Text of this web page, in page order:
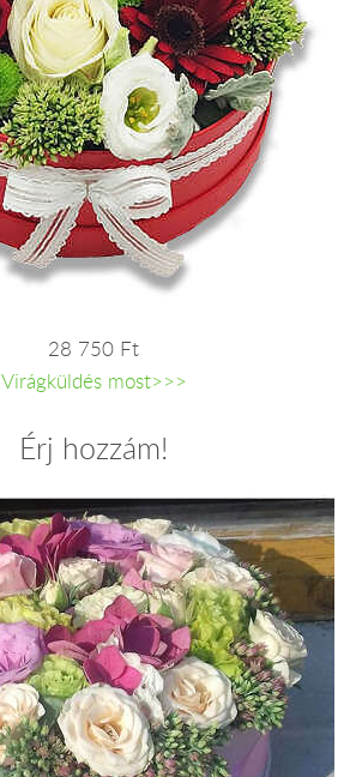
28 750 Ft
Virágküldés most>>>
Érj hozzám!